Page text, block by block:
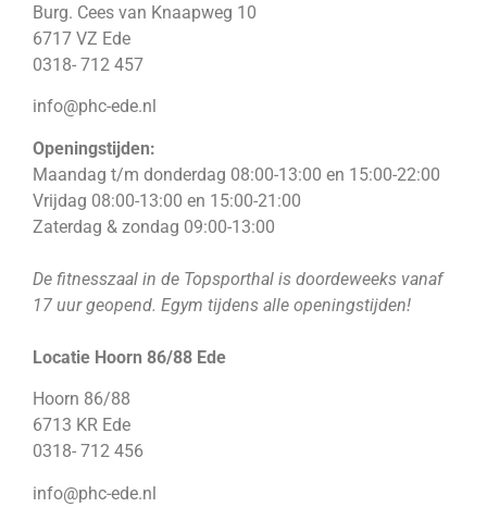
Burg. Cees van Knaapweg 10
6717 VZ Ede
0318- 712 457
info@phc-ede.nl
Openingstijden:
Maandag t/m donderdag 08:00-13:00 en 15:00-22:00
Vrijdag 08:00-13:00 en 15:00-21:00
Zaterdag & zondag 09:00-13:00
De fitnesszaal in de Topsporthal is doordeweeks vanaf
17 uur geopend. Egym tijdens alle openingstijden!
Locatie Hoorn 86/88 Ede
Hoorn 86/88
6713 KR Ede
0318- 712 456
info@phc-ede.nl